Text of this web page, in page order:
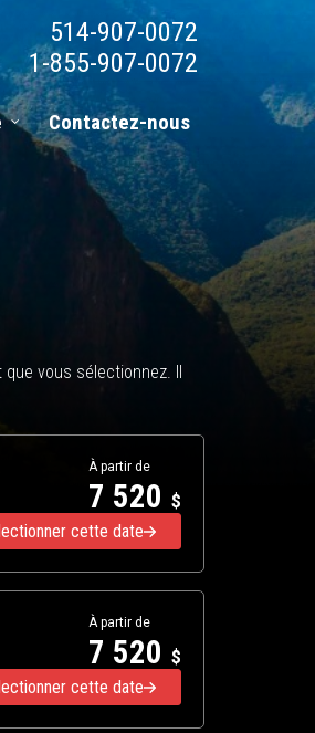
514-907-0072
1-855-907-0072
Contactez-nous
vous sélectionnez. Il
À partir de
7 520 $
cette date
À partir de
7 520 $
cette date